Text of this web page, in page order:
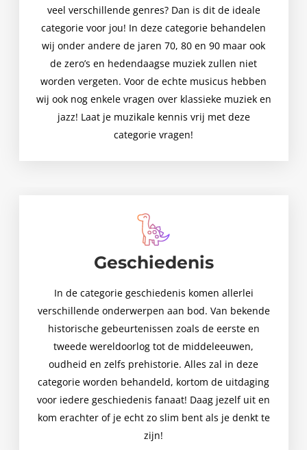
veel verschillende genres? Dan is dit de ideale
categorie voor jou! In deze categorie behandelen
wij onder andere de jaren 70, 80 en 90 maar ook
de zero’s en hedendaagse muziek zullen niet
worden vergeten. Voor de echte musicus hebben
wij ook nog enkele vragen over klassieke muziek en
jazz! Laat je muzikale kennis vrij met deze
categorie vragen!
Geschiedenis
In de categorie geschiedenis komen allerlei
verschillende onderwerpen aan bod. Van bekende
historische gebeurtenissen zoals de eerste en
tweede wereldoorlog tot de middeleeuwen,
oudheid en zelfs prehistorie. Alles zal in deze
categorie worden behandeld, kortom de uitdaging
voor iedere geschiedenis fanaat! Daag jezelf uit en
kom erachter of je echt zo slim bent als je denkt te
zijn!